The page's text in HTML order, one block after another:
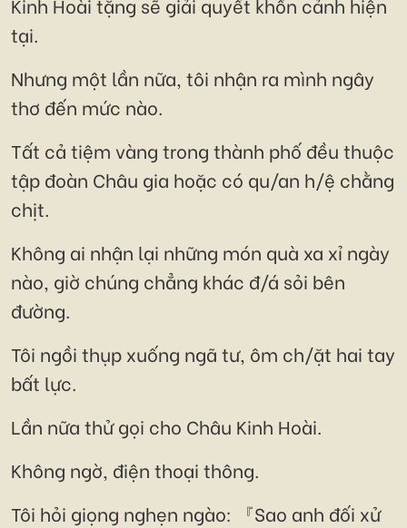
tại.
Nhưng một lần nữa, tôi nhận ra mình ngây
thơ đến mức nào.
Tất cả tiệm vàng trong thành phố đều thuộc
tập đoàn Châu gia hoặc có qu/an h/ệ chằng
chịt.
Không ai nhận lại những món quà xa xỉ ngày
nào, giờ chúng chẳng khác đ/á sỏi bên
đường.
Tôi ngồi thụp xuống ngã tư, ôm ch/ặt hai tay
bất lực.
Lần nữa thử gọi cho Châu Kinh Hoài.
Không ngờ, điện thoại thông.
Tôi hỏi giọng nghẹn ngào: 『Sao anh đối xử